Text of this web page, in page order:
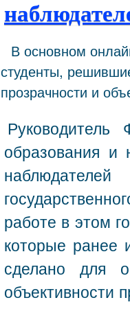
В основном
студенты,
прозрачности и
образования и
работе в этом
которые ранее
сделано для
объективности